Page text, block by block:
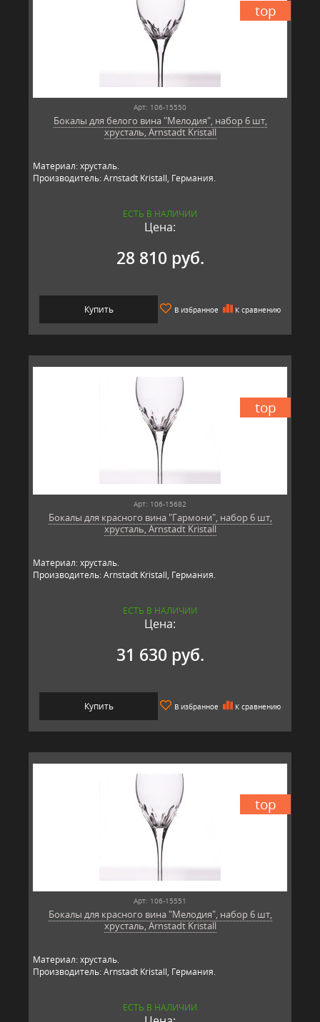
top
Арт: 106-15550
Бокалы для белого вина "Мелодия", набор 6 шт,
хрусталь, Arnstadt Kristall
Материал: хрусталь.
Производитель: Arnstadt Kristall, Германия.
ЕСТЬ В НАЛИЧИИ
Цена:
28 810 руб.
Купить В избранное К сравнению
top
Арт: 106-15682
Бокалы для красного вина "Гармони", набор 6 шт,
хрусталь, Arnstadt Kristall
Материал: хрусталь.
Производитель: Arnstadt Kristall, Германия.
ЕСТЬ В НАЛИЧИИ
Цена:
31 630 руб.
Купить В избранное К сравнению
top
Арт: 106-15551
Бокалы для красного вина "Мелодия", набор 6 шт,
хрусталь, Arnstadt Kristall
Материал: хрусталь.
Производитель: Arnstadt Kristall, Германия.
ЕСТЬ В НАЛИЧИИ